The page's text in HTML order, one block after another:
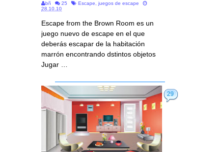
bñ 25 Escape, juegos de escape
28.10.10
Escape from the Brown Room es un
juego nuevo de escape en el que
deberás escapar de la habitación
marrón encontrando dstintos objetos
Jugar …
29